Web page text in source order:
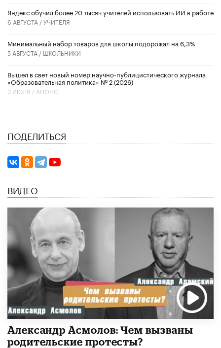
​Яндекс обучил более 20 тысяч учителей использовать ИИ в работе
6 АВГУСТА /УЧИТЕЛЯ
Минимальный набор товаров для школы подорожал на 6,3%
5 АВГУСТА / ШКОЛЬНИКИ
Вышел в свет новый номер научно-публицистического журнала
«Образовательная политика» № 2 (2026)
3 ИЮЛЯ / АНОНС
ПОДЕЛИТЬСЯ
ВИДЕО
Александр Асмолов: Чем вызваны
родительские протесты?